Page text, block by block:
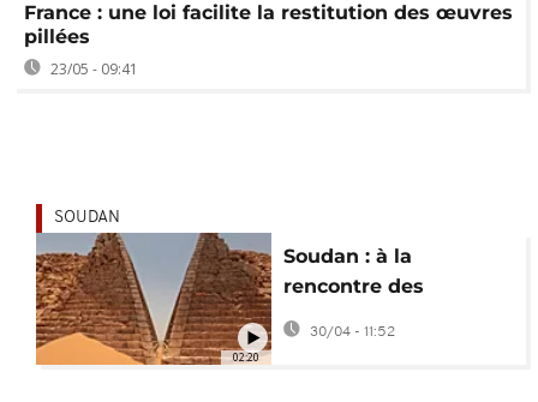
France : une loi facilite la restitution des œuvres
pillées
23/05 - 09:41
02:20
SOUDAN
Soudan : à la
rencontre des
gardiens des
anciennes pyramides
30/04 - 11:52